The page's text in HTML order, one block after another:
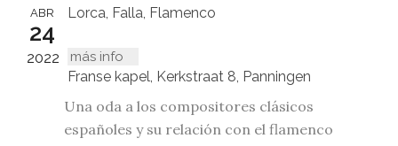
Lorca, Falla, Flamenco
más info
ABR
24
2022
Franse kapel, Kerkstraat 8, Panningen
Una oda a los compositores clásicos
españoles y su relación con el flamenco